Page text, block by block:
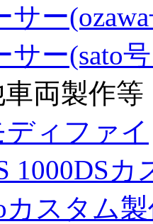
サー
サー(sato
両製作等
ィファイ
1000DSカ
カスタム